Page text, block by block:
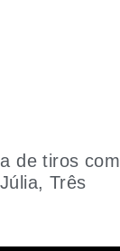
de tiros com
Três